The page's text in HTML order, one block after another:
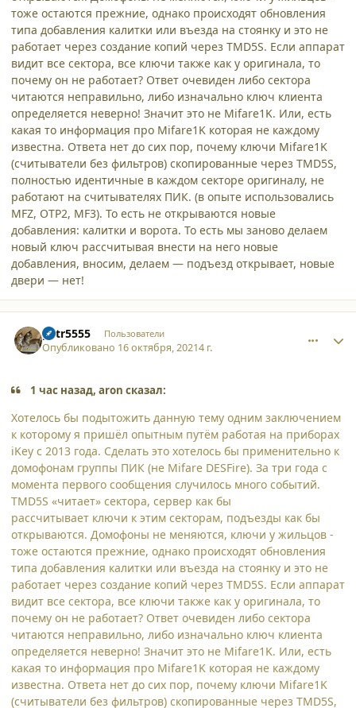
тоже остаются прежние, однако происходят обновления
типа добавления калитки или въезда на стоянку и это не
работает через создание копий через TMD5S. Если аппарат
видит все сектора, все ключи также как у оригинала, то
почему он не работает? Ответ очевиден либо сектора
читаются неправильно, либо изначально ключ клиента
определяется неверно! Значит это не Mifare1K. Или, есть
какая то информация про Mifare1K которая не каждому
известна. Ответа нет до сих пор, почему ключи Mifare1K
(считыватели без фильтров) скопированные через TMD5S,
полностью идентичные в каждом секторе оригиналу, не
работают на считывателях ПИК. (в опыте использовались
MFZ, OTP2, MF3). То есть не открываются новые
добавления: калитки и ворота. То есть мы заново делаем
новый ключ рассчитывая внести на него новые
добавления, вносим, делаем — подъезд открывает, новые
двери — нет!
petr5555 Пользователи
Опубликовано 16 октября, 20214 г.
1 час назад, aron сказал:
Хотелось бы подытожить данную тему одним заключением
к которому я пришёл опытным путём работая на приборах
iKey c 2013 года. Сделать это хотелось бы применительно к
домофонам группы ПИК (не Mifare DESFire). За три года с
момента первого сообщения случилось много событий.
TMD5S «читает» сектора, сервер как бы
рассчитывает ключи к этим секторам, подъезды как бы
открываются. Домофоны не меняются, ключи у жильцов -
тоже остаются прежние, однако происходят обновления
типа добавления калитки или въезда на стоянку и это не
работает через создание копий через TMD5S. Если аппарат
видит все сектора, все ключи также как у оригинала, то
почему он не работает? Ответ очевиден либо сектора
читаются неправильно, либо изначально ключ клиента
определяется неверно! Значит это не Mifare1K. Или, есть
какая то информация про Mifare1K которая не каждому
известна. Ответа нет до сих пор, почему ключи Mifare1K
(считыватели без фильтров) скопированные через TMD5S,